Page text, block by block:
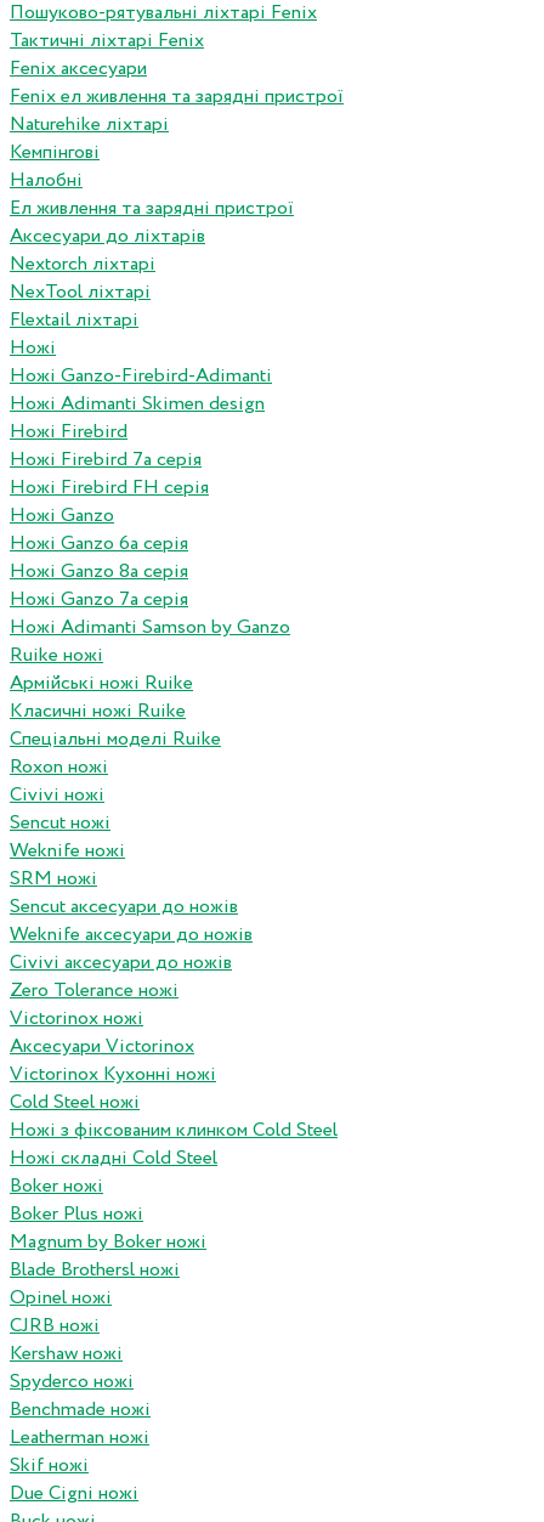
Пошуково-рятувальні ліхтарі Fenix
Тактичні ліхтарі Fenix
Fenix аксесуари
Fenix ел живлення та зарядні пристрої
Naturehike ліхтарі
Кемпінгові
Налобні
Ел живлення та зарядні пристрої
Аксесуари до ліхтарів
Nextorch ліхтарі
NexTool ліхтарі
Flextail ліхтарі
Ножі
Ножі Ganzo-Firebird-Adimanti
Ножі Adimanti Skimen design
Ножі Firebird
Ножі Firebird 7а серія
Ножі Firebird FH серія
Ножі Ganzo
Ножі Ganzo 6а серія
Ножі Ganzo 8а серія
Ножі Ganzo 7а серія
Ножі Adimanti Samson by Ganzo
Ruike ножі
Армійські ножі Ruike
Класичні ножі Ruike
Спеціальні моделі Ruike
Roxon ножi
Civivi ножі
Sencut ножі
Weknife ножі
SRM ножі
Sencut аксесуари до ножів
Weknife аксесуари до ножів
Civivi аксесуари до ножів
Zero Tolerance ножі
Victorinox ножі
Аксесуари Victorinox
Victorinox Кухонні ножі
Cold Steel ножі
Ножі з фіксованим клинком Cold Steel
Ножі складні Cold Steel
Boker ножі
Boker Plus ножі
Magnum by Boker ножі
Blade Brothersl ножі
Opinel ножі
CJRB ножі
Kershaw ножі
Spyderco ножі
Benchmade ножі
Leatherman ножі
Skif ножі
Due Cigni ножі